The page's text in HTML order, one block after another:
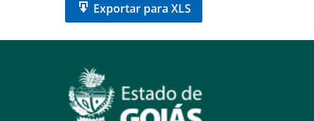
Exportar para XLS